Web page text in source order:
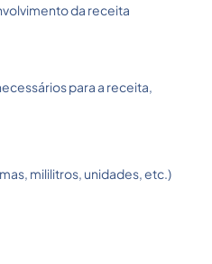
da receita
para a receita,
mililitros, unidades, etc.)